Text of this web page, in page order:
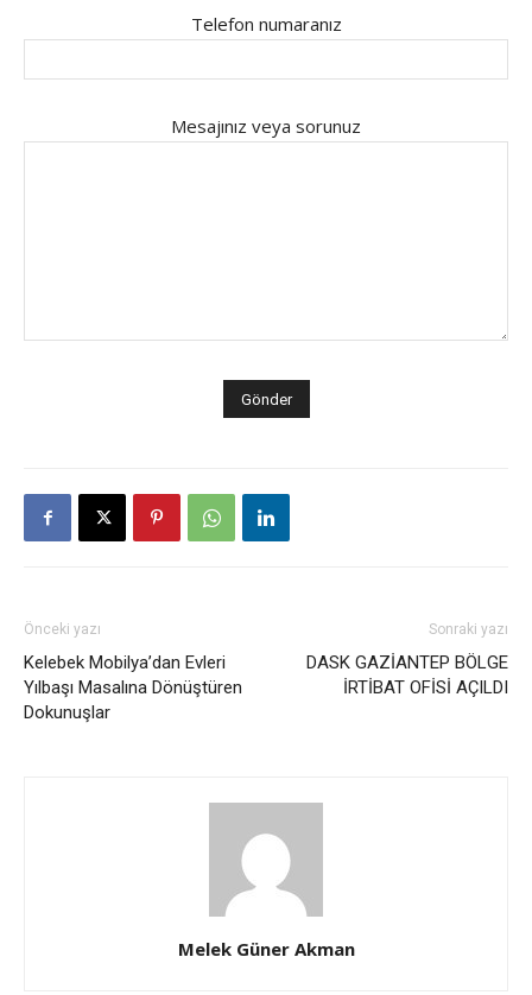
Telefon numaranız
Mesajınız veya sorunuz
Önceki yazı
Kelebek Mobilya’dan Evleri
Yılbaşı Masalına Dönüştüren
Dokunuşlar
Sonraki yazı
DASK GAZİANTEP BÖLGE
İRTİBAT OFİSİ AÇILDI
Melek Güner Akman